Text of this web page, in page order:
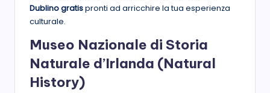
Dublino gratispronti ad arricchire la tua esperienza
culturale.
Museo Nazionale di Storia
Naturale d’Irlanda (Natural
History)